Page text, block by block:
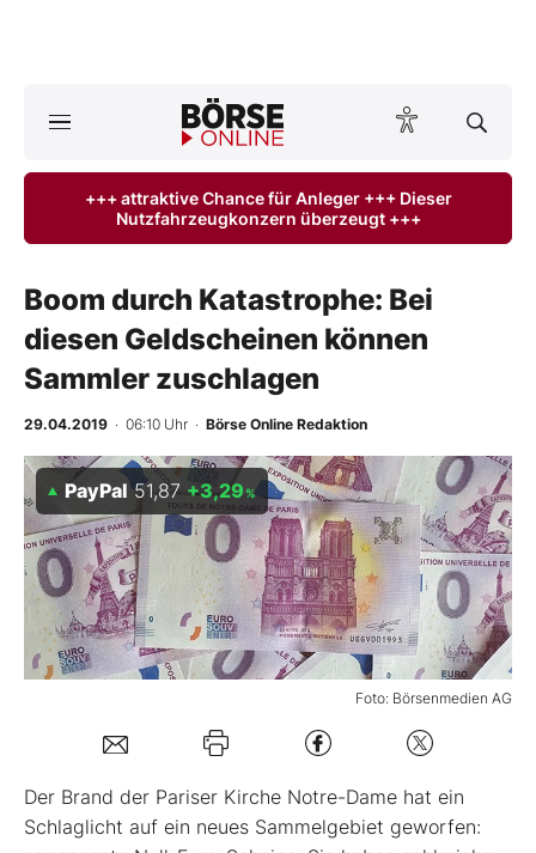
ktuelle Ausgabe BÖRSE ONLINE lesen
Finanz-Check
BO-Musterdepots
Experten
Mein B:O
Mein Konto
Folgen Sie uns
Kontakt
+++ attraktive Chance für Anleger +++ Dieser
Nutzfahrzeugkonzern überzeugt +++
Boom durch Katastrophe: Bei
diesen Geldscheinen können
Sammler zuschlagen
29.04.2019 · 06:10 Uhr · Börse Online Redaktion
Foto: Börsenmedien AG
PayPal 51,87 +3,29%
Der Brand der Pariser Kirche Notre-Dame hat ein
Schlaglicht auf ein neues Sammelgebiet geworfen: